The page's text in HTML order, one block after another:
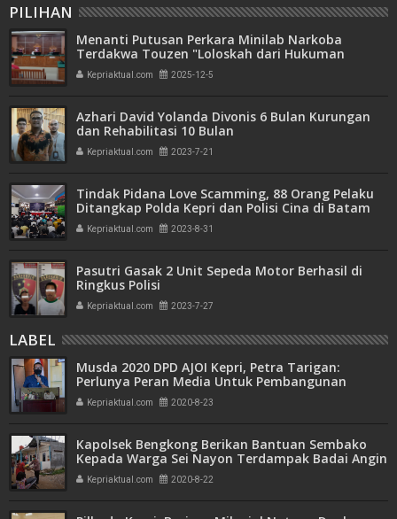
PILIHAN
Menanti Putusan Perkara Minilab Narkoba
Terdakwa Touzen "Loloskah dari Hukuman
Seumur Hidup atau Mati"
Kepriaktual.com 2025-12-5
Azhari David Yolanda Divonis 6 Bulan Kurungan
dan Rehabilitasi 10 Bulan
Kepriaktual.com 2023-7-21
Tindak Pidana Love Scamming, 88 Orang Pelaku
Ditangkap Polda Kepri dan Polisi Cina di Batam
Kepriaktual.com 2023-8-31
Pasutri Gasak 2 Unit Sepeda Motor Berhasil di
Ringkus Polisi
Kepriaktual.com 2023-7-27
LABEL
Musda 2020 DPD AJOI Kepri, Petra Tarigan:
Perlunya Peran Media Untuk Pembangunan
Kepriaktual.com 2020-8-23
Kapolsek Bengkong Berikan Bantuan Sembako
Kepada Warga Sei Nayon Terdampak Badai Angin
Puting Beliung
Kepriaktual.com 2020-8-22